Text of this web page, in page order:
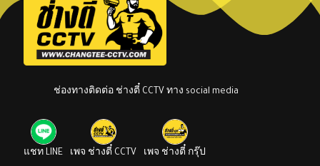
ช่องทางติดต่อ ช่างตี๋ CCTV ทาง social media
แชท LINE เพจ ช่างตี๋ CCTV เพจ ช่างตี๋ กรุ๊ป